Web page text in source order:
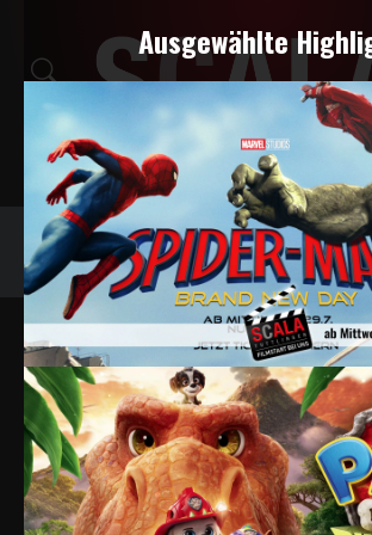
Programm Tickets Snacks
Filter deaktivieren
Alle TageHeuteMorgen
Ausgewählte